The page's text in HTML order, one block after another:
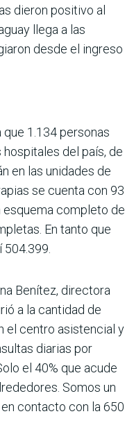
dieron positivo al
llega a las
desde el ingreso
1.134 personas
del país, de
en las unidades de
se cuenta con 93
esquema completo de
En tanto que
Benítez, directora
a la cantidad de
el centro asistencial y
diarias por
el 40% que acude
Somos un
contacto con la 650